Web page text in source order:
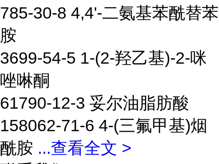
785-30-8 4,4'-二氨基苯酰替苯
胺
3699-54-5 1-(2-羟乙基)-2-咪
唑啉酮
61790-12-3 妥尔油脂肪酸
158062-71-6 4-(三氟甲基)烟
酰胺 ...查看全文 >